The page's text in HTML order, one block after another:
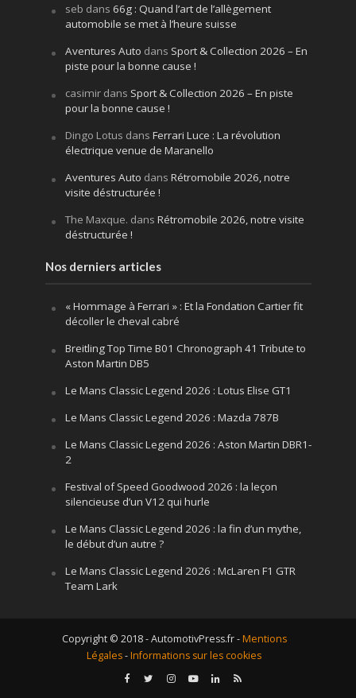
seb dans 66g : Quand l’art de l’allègement
automobile se met à l’heure suisse
Aventures Auto dans Sport & Collection 2026 – En
piste pour la bonne cause !
casimirdans Sport & Collection 2026 – En piste
pour la bonne cause !
Dingo Lotus dans Ferrari Luce : La révolution
électrique venue de Maranello
Aventures Auto dans Rétromobile 2026, notre
visite déstructurée !
The Maxque. dans Rétromobile 2026, notre visite
déstructurée !
Nos derniers articles
« Hommage à Ferrari » : Et la Fondation Cartier fit
décoller le cheval cabré
Breitling Top Time B01 Chronograph 41 Tribute to
Aston Martin DB5
Le Mans Classic Legend 2026 : Lotus Elise GT1
Le Mans Classic Legend 2026 : Mazda 787B
Le Mans Classic Legend 2026 : Aston Martin DBR1-
2
Festival of Speed Goodwood 2026 : la leçon
silencieuse d’un V12 qui hurle
Le Mans Classic Legend 2026 : la fin d’un mythe,
le début d’un autre ?
Le Mans Classic Legend 2026 : McLaren F1 GTR
Team Lark
Copyright © 2018 - AutomotivPress.fr -Mentions
Légales-Informations sur les cookies